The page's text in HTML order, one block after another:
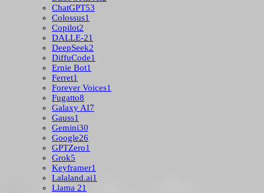
ChatGPT53
Colossus1
Copilot2
DALLE-21
DeepSeek2
DiffuCode1
Ernie Bot1
Ferret1
Forever Voices1
Fugatto8
Galaxy AI7
Gauss1
Gemini30
Google26
GPTZero1
Grok5
Keyframer1
Lalaland.ai1
Llama 21